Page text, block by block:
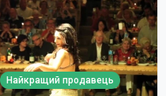
Найкращий продавець